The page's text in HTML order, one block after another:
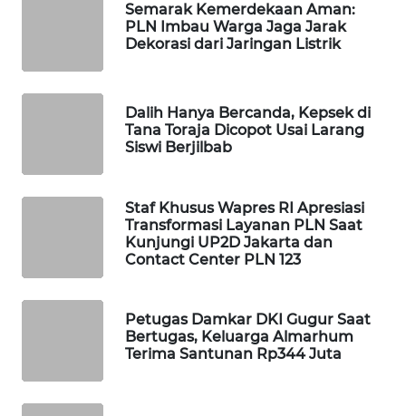
Semarak Kemerdekaan Aman:
PLN Imbau Warga Jaga Jarak
Dekorasi dari Jaringan Listrik
Dalih Hanya Bercanda, Kepsek di
Tana Toraja Dicopot Usai Larang
Siswi Berjilbab
Staf Khusus Wapres RI Apresiasi
Transformasi Layanan PLN Saat
Kunjungi UP2D Jakarta dan
Contact Center PLN 123
Petugas Damkar DKI Gugur Saat
Bertugas, Keluarga Almarhum
Terima Santunan Rp344 Juta
WAHANA
HEALTH